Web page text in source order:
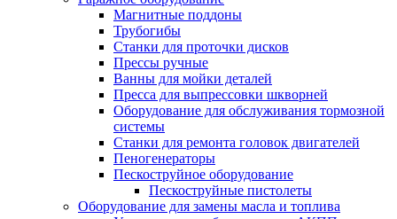
Магнитные поддоны
Трубогибы
Станки для проточки дисков
Прессы ручные
Ванны для мойки деталей
Пресса для выпрессовки шкворней
Оборудование для обслуживания тормозной
системы
Станки для ремонта головок двигателей
Пеногенераторы
Пескоструйное оборудование
Пескоструйные пистолеты
Оборудование для замены масла и топлива